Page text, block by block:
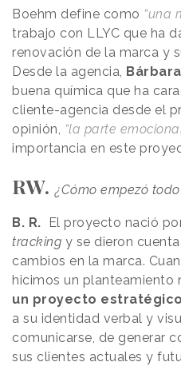
Boehm define como “una
trabajo con LLYC que ha
renovación de la marca y
Desde la agencia,
buena química que ha
cliente-agencia desde el
opinión, “la parte
importancia en este
RW. ¿Cómo empezó
B. R. El proyecto nació
tracking y se dieron
cambios en la marca.
hicimos un planteamiento
un proyecto
a su identidad verbal y
comunicarse, de generar
sus clientes actuales y